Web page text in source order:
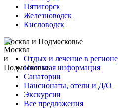
Пятигорск
Железноводск
Кисловодск
Москва и Подмосковье
Отдых и лечение в регионе
Полезная информация
Санатории
Пансионаты, отели и Д/О
Экскурсии
Все предложения